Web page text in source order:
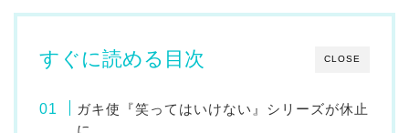
CLOSE
すぐに読める目次
ガキ使『笑ってはいけない』シリーズが休止